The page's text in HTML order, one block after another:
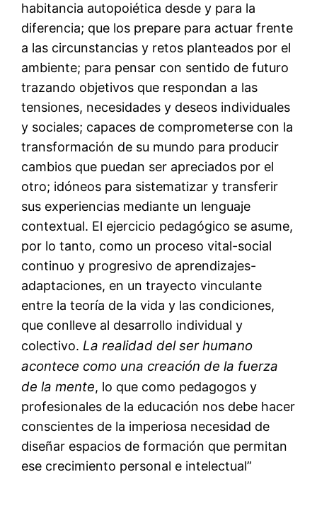
habitancia autopoiética desde y para la
diferencia; que los prepare para actuar frente
a las circunstancias y retos planteados por el
ambiente; para pensar con sentido de futuro
trazando objetivos que respondan a las
tensiones, necesidades y deseos individuales
y sociales; capaces de comprometerse con la
transformación de su mundo para producir
cambios que puedan ser apreciados por el
otro; idóneos para sistematizar y transferir
sus experiencias mediante un lenguaje
contextual. El ejercicio pedagógico se asume,
por lo tanto, como un proceso vital-social
continuo y progresivo de aprendizajes-
adaptaciones, en un trayecto vinculante
entre la teoría de la vida y las condiciones,
que conlleve al desarrollo individual y
colectivo. La realidad del ser humano
acontece como una creación de la fuerza
de la mente, lo que como pedagogos y
profesionales de la educación nos debe hacer
conscientes de la imperiosa necesidad de
diseñar espacios de formación que permitan
ese crecimiento personal e intelectual”